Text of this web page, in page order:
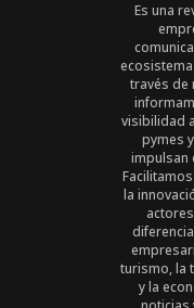
Es una
través de
visibilidad
pymes
impulsan
la
turismo, la
y la